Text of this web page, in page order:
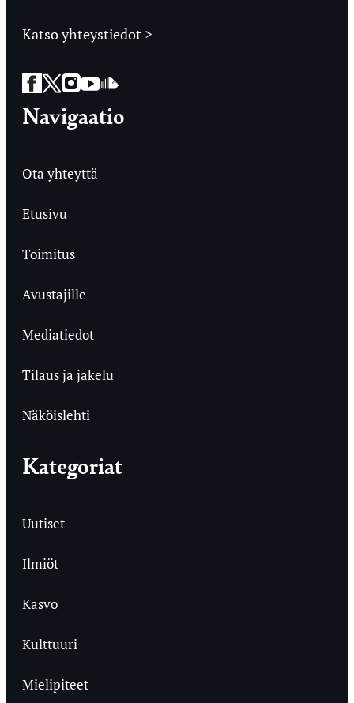
Katso yhteystiedot >
Facebook
Twitter
Instagram
YouTube
SoundCloud
Navigaatio
Ota yhteyttä
Etusivu
Toimitus
Avustajille
Mediatiedot
Tilaus ja jakelu
Näköislehti
Kategoriat
Uutiset
Ilmiöt
Kasvo
Kulttuuri
Mielipiteet